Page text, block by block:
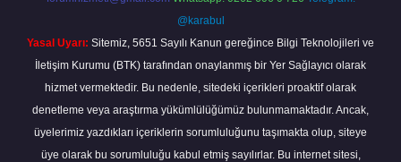
@karabul
Yasal Uyarı: Sitemiz, 5651 Sayılı Kanun gereğince Bilgi Teknolojileri ve
İletişim Kurumu (BTK) tarafından onaylanmış bir Yer Sağlayıcı olarak
hizmet vermektedir. Bu nedenle, sitedeki içerikleri proaktif olarak
denetleme veya araştırma yükümlülüğümüz bulunmamaktadır. Ancak,
üyelerimiz yazdıkları içeriklerin sorumluluğunu taşımakta olup, siteye
üye olarak bu sorumluluğu kabul etmiş sayılırlar. Bu internet sitesi,